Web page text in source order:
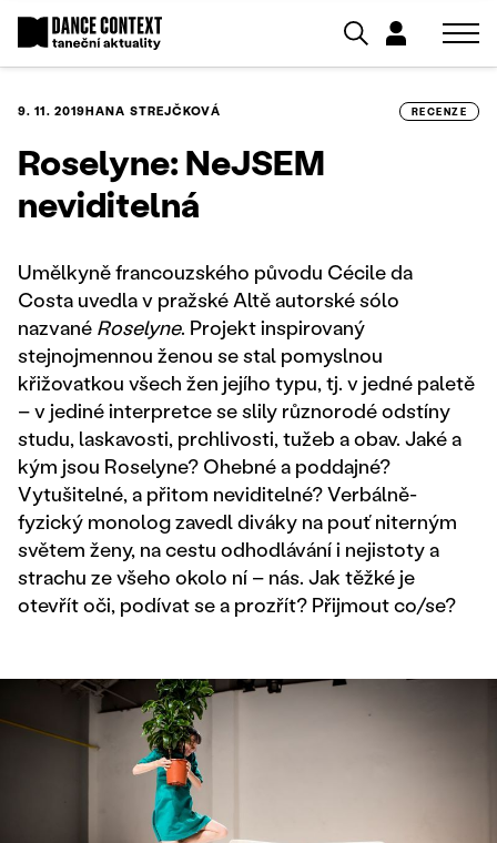
9. 11. 2019HANA STREJČKOVÁ RECENZE
Roselyne: NeJSEM
neviditelná
Umělkyně francouzského původu Cécile da
Costa uvedla v pražské Altě autorské sólo
nazvané Roselyne. Projekt inspirovaný
stejnojmennou ženou se stal pomyslnou
křižovatkou všech žen jejího typu, tj. v jedné paletě
– v jediné interpretce se slily různorodé odstíny
studu, laskavosti, prchlivosti, tužeb a obav. Jaké a
kým jsou Roselyne? Ohebné a poddajné?
Vytušitelné, a přitom neviditelné? Verbálně-
fyzický monolog zavedl diváky na pouť niterným
světem ženy, na cestu odhodlávání i nejistoty a
strachu ze všeho okolo ní – nás. Jak těžké je
otevřít oči, podívat se a prozřít? Přijmout co/se?